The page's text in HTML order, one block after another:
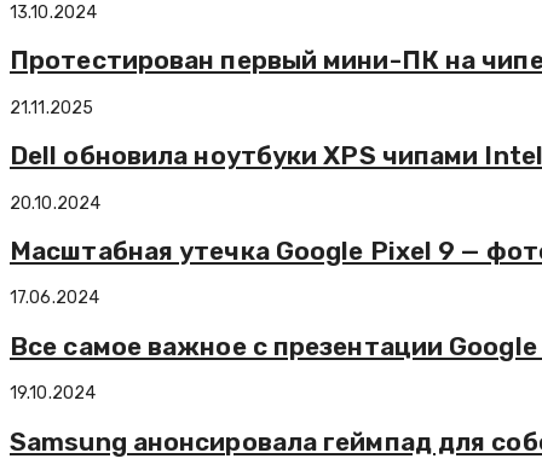
13.10.2024
Протестирован первый мини-ПК на
21.11.2025
Dell обновила ноутбуки XPS чипами
20.10.2024
Масштабная утечка Google Pixel 9 —
17.06.2024
Все самое важное с презентации
19.10.2024
Samsung анонсировала геймпад для